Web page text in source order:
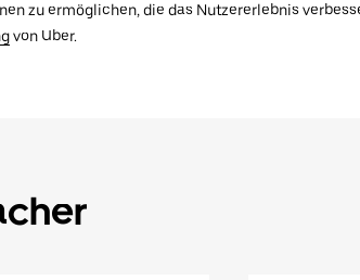
zu ermöglichen, die das Nutzererlebnis
von Uber.